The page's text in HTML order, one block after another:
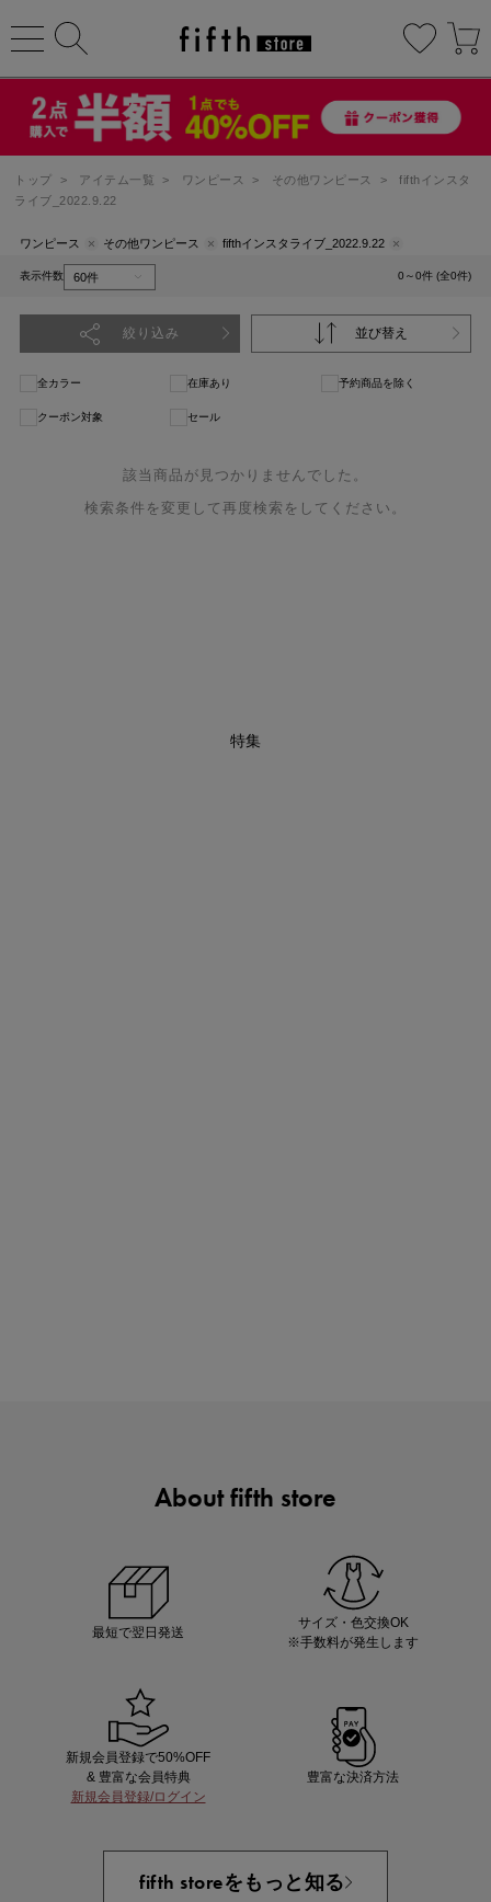
トップ > アイテム一覧 > ワンピース > その他ワンピース >
fifthインスタ
ライブ_2022.9.22
ワンピース その他ワンピース fifthインスタライブ_2022.9.22
表示件数 0～0件 (全0件)
絞り込み 並び替え
全カラー 在庫あり 予約商品を除く
クーポン対象 セール
該当商品が見つかりませんでした。
検索条件を変更して再度検索をしてください。
特集
About fifth store
最短で翌日発送
サイズ・色交換OK
※手数料が発生します
新規会員登録で50%OFF
& 豊富な会員特典
新規会員登録/ログイン
豊富な決済方法
fifth storeをもっと知る